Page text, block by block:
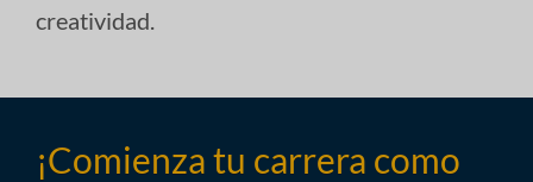
creatividad.
¡Comienza tu carrera como